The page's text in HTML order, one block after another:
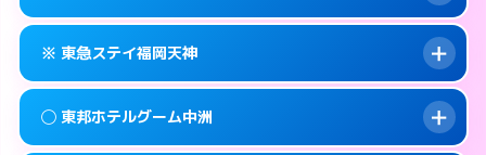
info このホテルの詳細ページを見る →
smartphone 092-781-0711
map 福岡市中央区大名2-6-60
info このホテルの詳細ページを見る →
案内方法:状況により派遣できません。
smartphone 092-739-1045
map 福岡市中央区西中洲1-16
案内方法: 状況により派遣できません。
smartphone 092-725-1045
※ 東急ステイ福岡天神
◯ 東邦ホテルグーム中洲